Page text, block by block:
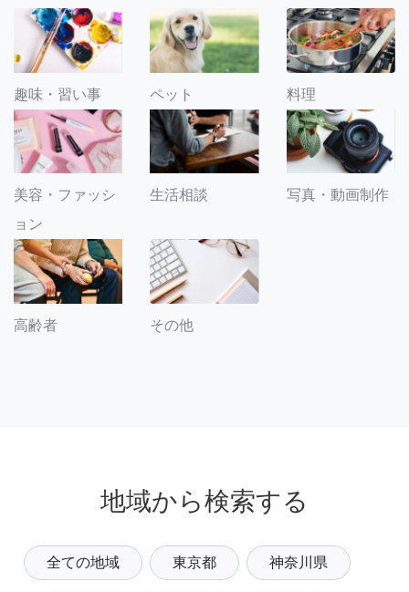
趣味・習い事 ペット 料理
美容・ファッシ
ョン
生活相談 写真・動画制作
高齢者 その他
地域から検索する
全ての地域 東京都 神奈川県